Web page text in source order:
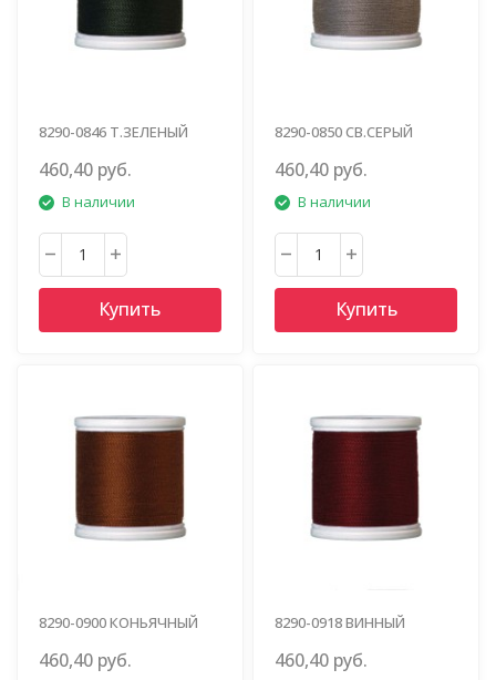
8290-0846 Т.ЗЕЛЕНЫЙ
460,40 руб.
В наличии
Купить
8290-0850 СВ.СЕРЫЙ
460,40 руб.
В наличии
Купить
8290-0900 КОНЬЯЧНЫЙ
460,40 руб.
8290-0918 ВИННЫЙ
460,40 руб.